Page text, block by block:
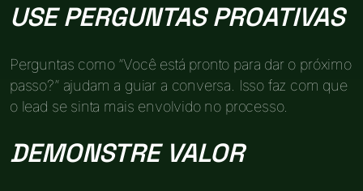
USE PERGUNTAS PROATIVAS
Perguntas como “Você está pronto para dar o próximo
passo?” ajudam a guiar a conversa. Isso faz com que
o lead se sinta mais envolvido no processo.
DEMONSTRE VALOR